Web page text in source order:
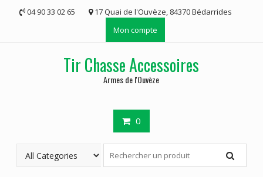
04 90 33 02 65
17 Quai de l'Ouvèze, 84370 Bédarrides
Mon compte
Tir Chasse Accessoires
Armes de l'Ouvèze
0